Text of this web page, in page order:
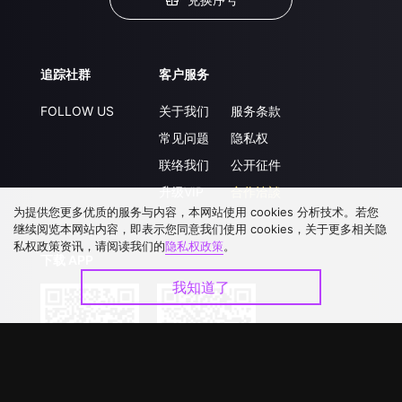
追踪社群
FOLLOW US
客户服务
关于我们
常见问题
联络我们
升级VIP
服务条款
隐私权
公开征件
合作洽談
为提供您更多优质的服务与内容，本网站使用 cookies 分析技术。若您
继续阅览本网站内容，即表示您同意我们使用 cookies，关于更多相关隐
私权政策资讯，请阅读我们的隐私权政策。
我知道了